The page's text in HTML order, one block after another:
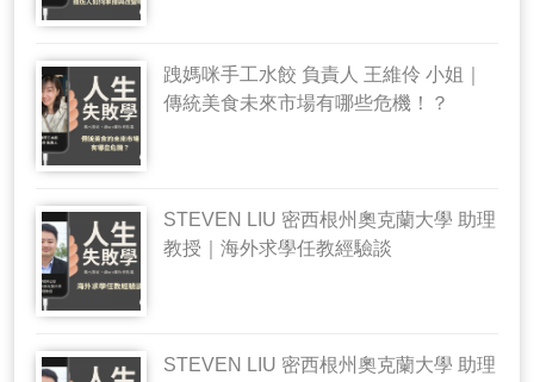
跩媽咪手工水餃 負責人 王維伶 小姐｜
傳統美食未來市場有哪些危機！？
STEVEN LIU 密西根州奧克蘭大學 助理
教授｜海外求學任教經驗談
STEVEN LIU 密西根州奧克蘭大學 助理